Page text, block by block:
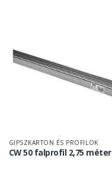
GIPSZKARTON ÉS PROFILOK
CW 50 falprofil 2,75 méter